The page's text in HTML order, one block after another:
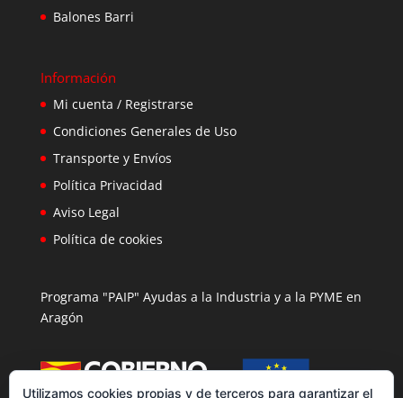
Balones Barri
Información
Mi cuenta / Registrarse
Condiciones Generales de Uso
Transporte y Envíos
Política Privacidad
Aviso Legal
Política de cookies
Programa "PAIP" Ayudas a la Industria y a la PYME en
Aragón
Utilizamos cookies propias y de terceros para garantizar el